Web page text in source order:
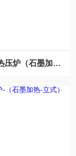
连续式热压炉（石墨加热）